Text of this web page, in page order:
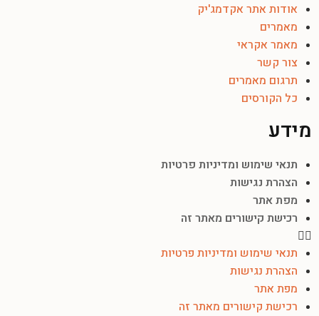
אודות אתר אקדמג'יק
מאמרים
מאמר אקראי
צור קשר
תרגום מאמרים
כל הקורסים
מידע
תנאי שימוש ומדיניות פרטיות
הצהרת נגישות
מפת אתר
רכישת קישורים מאתר זה
תנאי שימוש ומדיניות פרטיות
הצהרת נגישות
מפת אתר
רכישת קישורים מאתר זה